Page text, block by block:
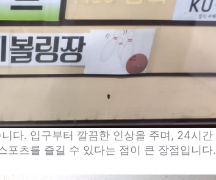
다. 입구부터 깔끔한 인상을 주며, 24시간
포츠를 즐길 수 있다는 점이 큰 장점입니다.